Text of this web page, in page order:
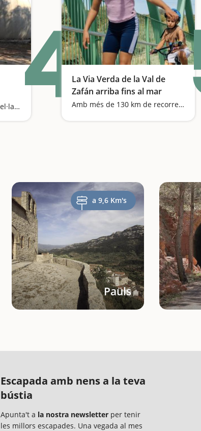
Descobrim planetes i constel·lacions4La Via Verda de la Val de
Zafán arriba fins al mar
Amb més de 130 km de recorregut, la Via Verda de la Val de Zafán es consolida com una de les grans rutes familiars de Catalunya
a 9,6 Km's
Paüls
Escapada amb nens a la teva
bústia
Apunta't a la nostra newsletter per tenir
les millors escapades. Una vegada al mes